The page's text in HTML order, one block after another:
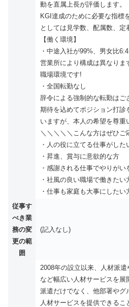
動を直属上長が評価します。
KGI達成のために必要な指標
としては見学数、配属数、定
【働く環境】
・中途入社が99%、男女比6:4
営業所により構成は異なりま
職場環境です!
・全国転勤なし
辞令による強制的な転勤はご
期待を込めてポジション打
いますが、本人の希望を尊重
＼＼＼＼＼こんな方はぜひ
・人の役に立てる仕事がした
・昇進、賞与に意欲的な方
・感謝される仕事でやりがい
・社風の良い職場で働きたい
・仕事も家庭も大事にしたい
従事す
べき業
務の変
更の範
囲
(記入なし)
2008年の設立以来、人材派
など幅広い人材サービスを展
派遣だけでなく、他部署やグ
人材サービスを提供できるこ